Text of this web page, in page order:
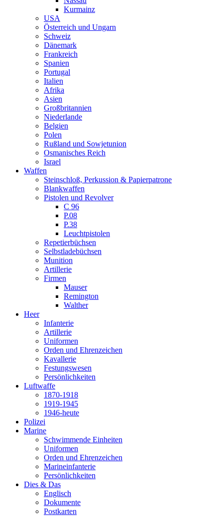
Kurmainz
USA
Österreich und Ungarn
Schweiz
Dänemark
Frankreich
Spanien
Portugal
Italien
Afrika
Asien
Großbritannien
Niederlande
Belgien
Polen
Rußland und Sowjetunion
Osmanisches Reich
Israel
Waffen
Steinschloß, Perkussion & Papierpatrone
Blankwaffen
Pistolen und Revolver
C 96
P.08
P.38
Leuchtpistolen
Repetierbüchsen
Selbstladebüchsen
Munition
Artillerie
Firmen
Mauser
Remington
Walther
Heer
Infanterie
Artillerie
Uniformen
Orden und Ehrenzeichen
Kavallerie
Festungswesen
Persönlichkeiten
Luftwaffe
1870-1918
1919-1945
1946-heute
Polizei
Marine
Schwimmende Einheiten
Uniformen
Orden und Ehrenzeichen
Marineinfanterie
Persönlichkeiten
Dies & Das
Englisch
Dokumente
Postkarten